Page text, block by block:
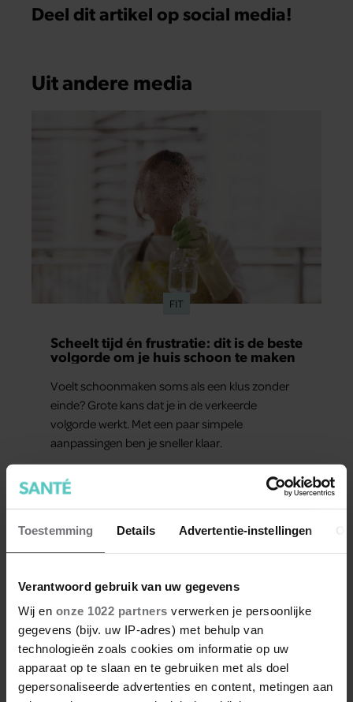
Toestemming Details Advertentie-instellingen
Verantwoord gebruik van uw gegevens
Wij en onze 1022 partners verwerken je persoonlijke
gegevens (bijv. uw IP-adres) met behulp van
technologieën zoals cookies om informatie op uw
apparaat op te slaan en te gebruiken met als doel
gepersonaliseerde advertenties en content, metingen aan
Deel dit artikel op social media!
Uit andere media
FIT
Scheelt tijd én frustratie: dit is de beste
volgorde om je huis schoon te maken
Voelt schoonmaken soms als een klus zonder
einde? Grote kans dat je in de verkeerde
volgorde werkt. Met een paar simpele
aanpassingen ben je sneller klaar.
FIT